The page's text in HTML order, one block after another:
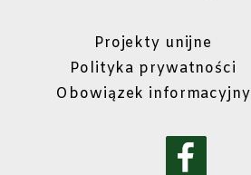
Projekty unijne
Polityka prywatności
Obowiązek informacyjny